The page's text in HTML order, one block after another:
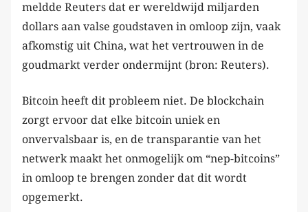
meldde Reuters dat er wereldwijd miljarden
dollars aan valse goudstaven in omloop zijn, vaak
afkomstig uit China, wat het vertrouwen in de
goudmarkt verder ondermijnt (bron: Reuters).
Bitcoin heeft dit probleem niet. De blockchain
zorgt ervoor dat elke bitcoin uniek en
onvervalsbaar is, en de transparantie van het
netwerk maakt het onmogelijk om “nep-bitcoins”
in omloop te brengen zonder dat dit wordt
opgemerkt.